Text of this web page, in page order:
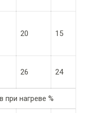
20 15
26 24
нагреве %